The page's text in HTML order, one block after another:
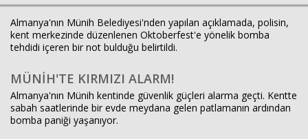
Almanya'nın Münih Belediyesi'nden yapılan açıklamada, polisin,
kent merkezinde düzenlenen Oktoberfest'e yönelik bomba
tehdidi içeren bir not bulduğu belirtildi.
MÜNİH'TE KIRMIZI ALARM!
Almanya'nın Münih kentinde güvenlik güçleri alarma geçti. Kentte
sabah saatlerinde bir evde meydana gelen patlamanın ardından
bomba paniği yaşanıyor.
Haberin Doğru Adresi.